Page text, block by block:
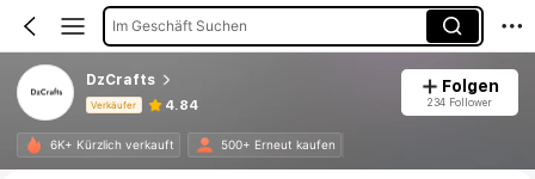
Im Geschäft Suchen
DzCrafts
Verkäufer 4.84
Folgen
234 Follower
6K+ Kürzlich verkauft 500+ Erneut kaufen
Produktinformation: Preisangabe, Verkaufs- und Lagerbestandsdetails.